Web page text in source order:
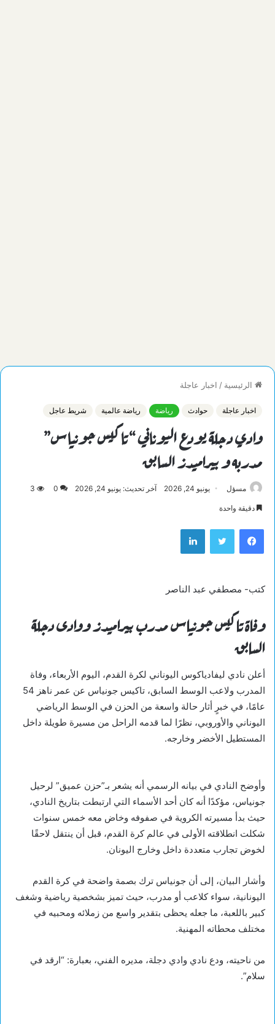
الرئيسية / اخبار عاجلة
اخبار عاجلة حوادث رياضة رياضة عالمية شريط عاجل
وادي دجلة يودع اليوناني “تاكيس جونياس”
مدربه و بيراميدز السابق
مسؤل يونيو 24, 2026 آخر تحديث: يونيو 24, 2026 0
3
دقيقة واحدة
فيسبوك تويتر لينكدإن
كتب- مصطفي عبد الناصر
وفاة تاكيس جونياس مدرب بيراميدز ووادى دجلة
السابق
أعلن نادي ليفادياكوس اليوناني لكرة القدم، اليوم الأربعاء، وفاة
المدرب ولاعب الوسط السابق، تاكيس جونياس عن عمر ناهز 54
عامًا، في خبرٍ أثار حالة واسعة من الحزن في الوسط الرياضي
اليوناني والأوروبي، نظرًا لما قدمه الراحل من مسيرة طويلة داخل
المستطيل الأخضر وخارجه.
وأوضح النادي في بيانه الرسمي أنه يشعر بـ”حزن عميق” لرحيل
جونياس، مؤكدًا أنه كان أحد الأسماء التي ارتبطت بتاريخ النادي،
حيث بدأ مسيرته الكروية في صفوفه وخاض معه خمس سنوات
شكلت انطلاقته الأولى في عالم كرة القدم، قبل أن ينتقل لاحقًا
لخوض تجارب متعددة داخل وخارج اليونان.
وأشار البيان، إلى أن جونياس ترك بصمة واضحة في كرة القدم
اليونانية، سواء كلاعب أو مدرب، حيث تميز بشخصية رياضية وشغف
كبير باللعبة، ما جعله يحظى بتقدير واسع من زملائه ومحبيه في
مختلف محطاته المهنية.
من ناحيته، ودع نادي وادي دجلة، مديره الفني، بعبارة: “ارقد في
سلام”.